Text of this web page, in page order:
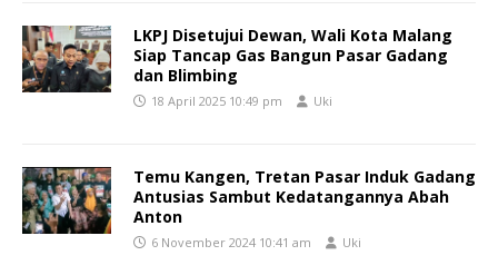
LKPJ Disetujui Dewan, Wali Kota Malang
Siap Tancap Gas Bangun Pasar Gadang
dan Blimbing
18 April 2025 10:49 pm Uki
Temu Kangen, Tretan Pasar Induk Gadang
Antusias Sambut Kedatangannya Abah
Anton
6 November 2024 10:41 am Uki